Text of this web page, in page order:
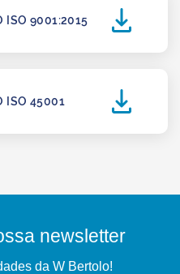
ISO 9001:2015
ISO 45001
newsletter
da W Bertolo!